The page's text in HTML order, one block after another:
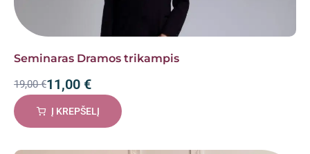
Seminaras Dramos trikampis
19,00€11,00 €
Į KREPŠELĮ